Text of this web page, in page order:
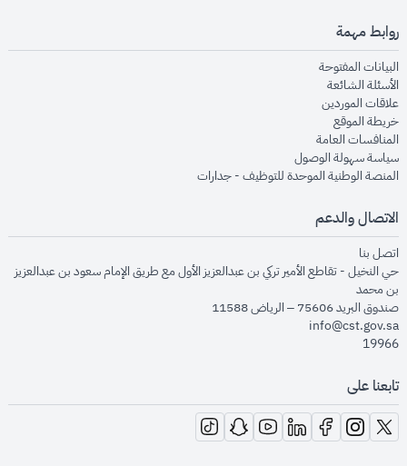
روابط مهمة
البيانات المفتوحةopens in new window
الأسئلة الشائعةopens in new window
علاقات الموردينopens in new window
خريطة الموقعopens in new window
المنافسات العامةopens in new window
سياسة سهولة الوصولopens in new window
المنصة الوطنية الموحدة للتوظيف - جداراتopens in new window
الاتصال والدعم
اتصل بنا
حي النخيل - تقاطع الأمير تركي بن عبدالعزيز الأول مع طريق الإمام سعود بن عبدالعزيز
بن محمد
صندوق البريد 75606 – الرياض 11588
info@cst.gov.sa
19966
تابعنا على
opens in new window
opens in new window
opens in new window
opens in new window
opens in new window
opens in new window
opens in new window